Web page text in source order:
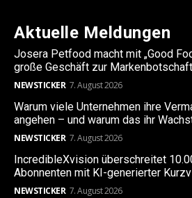
Aktuelle Meldungen
Josera Petfood macht mit „Good
große Geschäft zur Markenbotschaft
NEWSTICKER 7. August 2026
Warum viele Unternehmen ihre
angehen – und warum das ihr
NEWSTICKER 7. August 2026
IncredibleXvision überschreitet
Abonnenten mit KI-generierter
NEWSTICKER 7. August 2026